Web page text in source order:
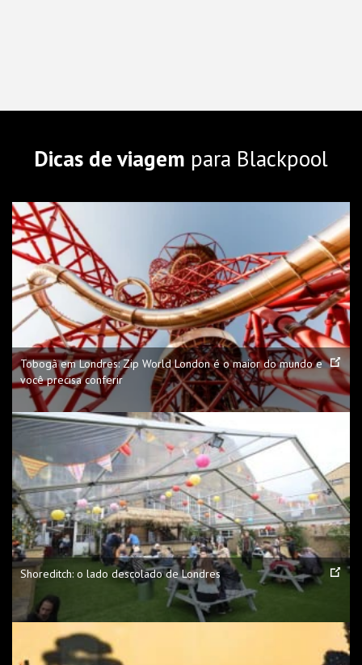
Dicas de viagem para Blackpool
Tobogã em Londres: Zip World London é o maior do mundo e
você precisa conferir
Shoreditch: o lado descolado de Londres